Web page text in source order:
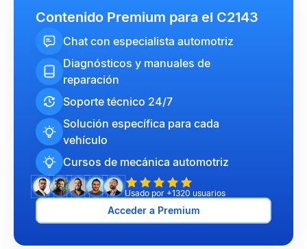
Contenido Premium para el C2143
Chat con especialista automotriz
Diagnósticos y manuales de
reparación
Soporte técnico 24/7
Solución específica para cada
vehículo
Cursos de mecánica automotriz
Usado por +1320 usuarios
Acceder a Premium